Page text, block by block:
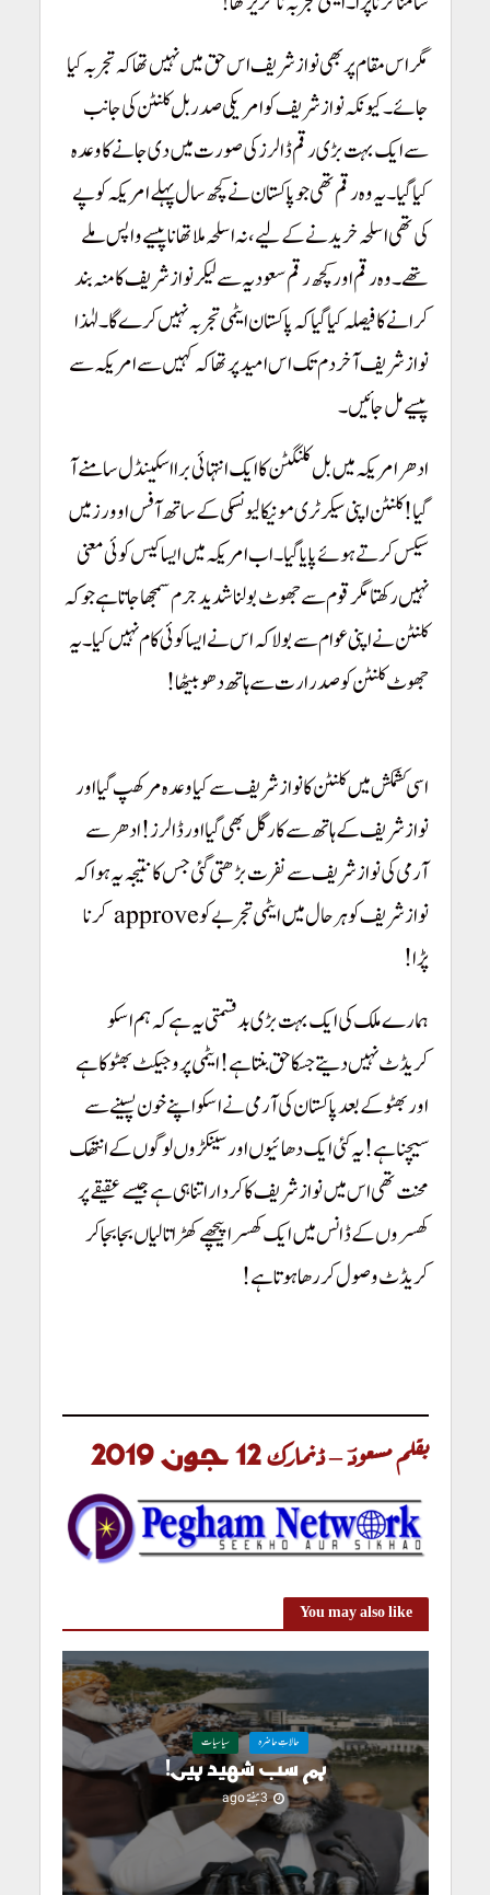
مگر اس مقام پر بھی نوازشریف اس حق میں نہیں تھا کہ تجربہ کیا
جائے۔ کیونکہ نوازشریف کو امریکی صدر بل کلنٹن کی جانب
سے ایک بہت بڑی رقم ڈالرز کی صورت میں دی جانے کا وعدہ
کیا گیا۔ یہ وہ رقم تھی جو پاکستان نے کچھ سال پہلے امریکہ کو پے
کی تھی اسلحہ خریدنے کے لیے، نہ اسلحہ ملا تھا نا پیسے واپس ملے
تھے۔ وہ رقم اور کچھ رقم سعودیہ سے لیکر نوازشریف کا منہ بند
کرانے کا فیصلہ کیا گیا کہ پاکستان ایٹمی تجربہ نہیں کرے گا۔لہٰذا
نوازشریف آخر دم تک اس امید پر تھا کہ کہیں سے امریکہ سے
پیسے مل جائیں۔
ادھر امریکہ میں بل کلنگٹن کا ایک انتہائی برا اسکینڈل سامنے آ
گیا! کلنٹن اپنی سیکرٹری مونیکالیونسکی کے ساتھ آفس اوورز میں
سیکس کرتے ہوئے پایا گیا۔ اب امریکہ میں ایسا کیس کوئی معنی
نہیں رکھتا مگر قوم سے جھوٹ بولنا شدید جرم سمجھا جاتا ہے جو کہ
کلنٹن نے اپنی عوام سے بولا کہ اس نے ایسا کوئی کام نہیں کیا۔ یہ
جھوٹ کلنٹن کو صدرارت سے ہاتھ دھو بیٹھا!
اسی کشمکش میں کلنٹن کا نوازشریف سے کیا وعدہ مر کھپ گیا اور
نوازشریف کے ہاتھ سے کارگل بھی گیا اور ڈالرز! ادھر سے
آرمی کی نوازشریف سے نفرت بڑھتی گئی جس کا نتیجہ یہ ہوا کہ
نوازشریف کو ہر حال میں ایٹمی تجربے کو approve کرنا
پڑا!
ہمارے ملک کی ایک بہت بڑی بدقسمتی یہ ہے کہ ہم اسکو
کریڈٹ نہیں دیتے جسکا حق بنتا ہے! ایٹمی پروجیکٹ بھٹو کا ہے
اور بھٹو کے بعد پاکستان کی آرمی نے اسکو اپنے خون پسینے سے
سیچنا ہے! یہ کئی ایک دھائیوں اور سینکڑوں لوگوں کے انتھک
محنت تھی اس میں نوازشریف کا کردار اتنا ہی ہے جیسے عقیقے پر
کھسروں کے ڈانس میں ایک کھسرا پیچھے کھڑا تالیاں بجا بجا کر
کریڈٹ وصول کر رھا ہوتا ہے!
بقلم مسعودؔ – ڈنمارک12 جون 2019
You may also like
حالاتِ حاضرہ سیاسیات
ہم سب شہید ہیں!
3 ہفتے ago